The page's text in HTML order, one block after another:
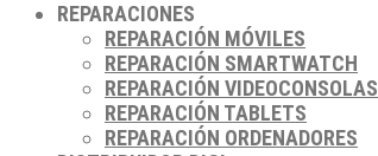
REPARACIONES
REPARACIÓN MÓVILES
REPARACIÓN SMARTWATCH
REPARACIÓN VIDEOCONSOLAS
REPARACIÓN TABLETS
REPARACIÓN ORDENADORES